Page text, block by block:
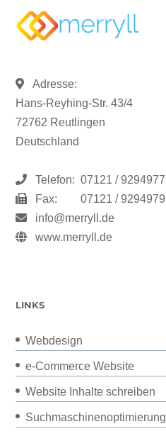
Adresse:
Hans-Reyhing-Str. 43/4
72762 Reutlingen
Deutschland
Telefon: 07121 / 9294977
Fax:
07121 / 9294979
info@merryll.de
www.merryll.de
LINKS
Webdesign
e-Commerce Website
Website Inhalte schreiben
Suchmaschinenoptimierung